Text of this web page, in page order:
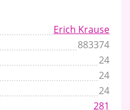
Erich Krause
883374
24
24
24
281